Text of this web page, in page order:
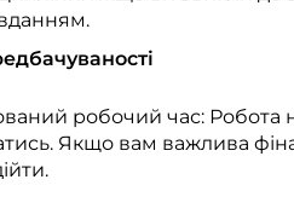
робочий час: Робота
Якщо вам важлива